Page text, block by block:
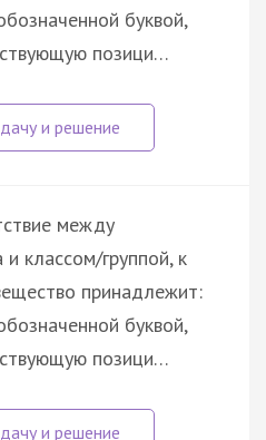
буквой,
позици…
между
классом/группой, к
принадлежит:
буквой,
позици…